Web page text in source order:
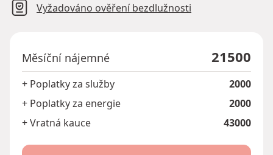
Vyžadováno ověření bezdlužnosti
Měsíční nájemné 21500
+ Poplatky za služby
2000
+ Poplatky za energie
2000
+ Vratná kauce
43000